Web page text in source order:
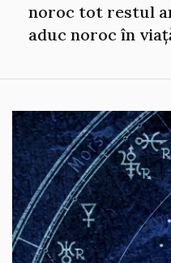
noroc tot restul
aduc noroc în